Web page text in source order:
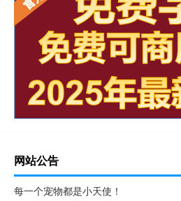
网站公告
每一个宠物都是小天使！